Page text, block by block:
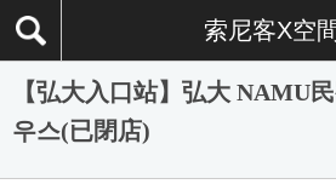
索尼客X空間
【弘大入口站】弘大 NAMU
우스(已閉店)